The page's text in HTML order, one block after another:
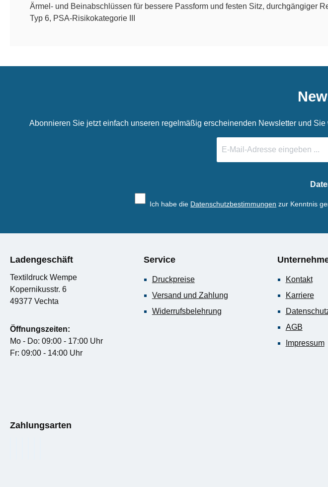
Ärmel- und Beinabschlüssen für bessere Passform und festen Sitz, durchgängiger
Typ 6, PSA-Risikokategorie III
Abonnieren Sie jetzt einfach unseren regelmäßig erscheinenden Newsletter und
Mail-
Adresse
Ich habe die Datenschutzbestimmungen zur Kenntnis
Ladengeschäft
Textildruck Wempe
Kopernikusstr. 6
49377 Vechta
Öffnungszeiten:
Mo - Do: 09:00 - 17:00 Uhr
Fr: 09:00 - 14:00 Uhr
Service
Druckpreise
Versand und Zahlung
Widerrufsbelehrung
Kontakt
Karriere
AGB
Impressum
Zahlungsarten